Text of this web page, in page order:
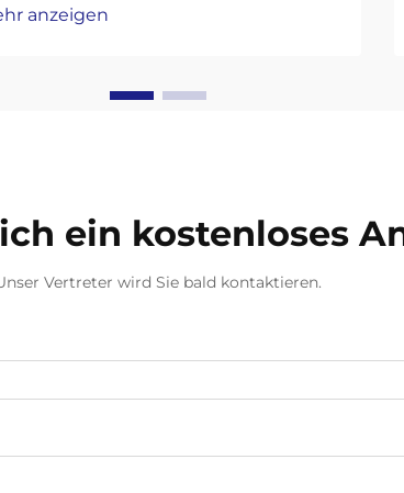
Da das
anzeigen
ein kostenloses
Vertreter wird Sie bald kontaktieren.